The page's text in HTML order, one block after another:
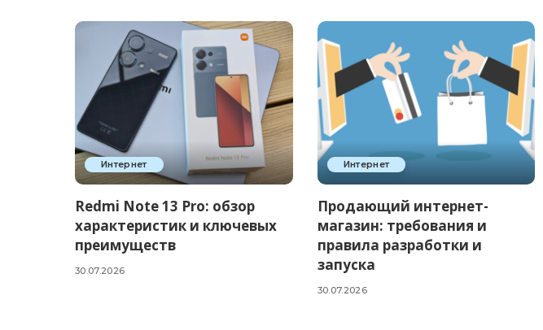
Интернет
Redmi Note 13 Pro: обзор
характеристик и ключевых
преимуществ
30.07.2026
Интернет
Продающий интернет-
магазин: требования и
правила разработки и
запуска
30.07.2026